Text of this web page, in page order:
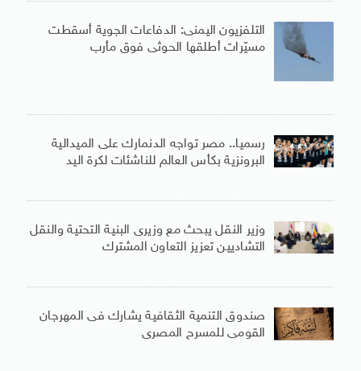
التلفزيون اليمنى: الدفاعات الجوية أسقطت
مسيّرات أطلقها الحوثى فوق مأرب
رسميا.. مصر تواجه الدنمارك على الميدالية
البرونزية بكأس العالم للناشئات لكرة اليد
وزير النقل يبحث مع وزيرى البنية التحتية والنقل
التشاديين تعزيز التعاون المشترك
صندوق التنمية الثقافية يشارك فى المهرجان
القومى للمسرح المصرى